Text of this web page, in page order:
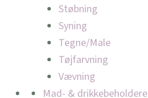
Støbning
Syning
Tegne/Male
Tøjfarvning
Vævning
Mad- & drikkebeholdere